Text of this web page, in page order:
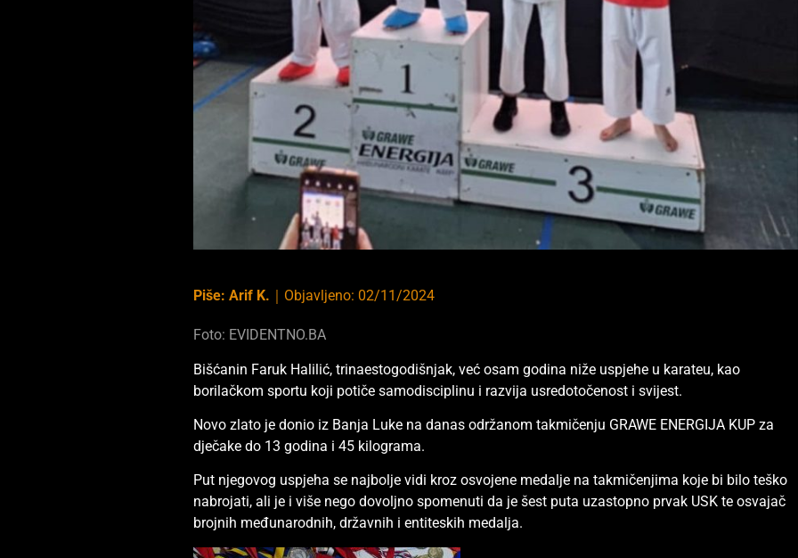
Piše: Arif K. Objavljeno: 02/11/2024
Foto: EVIDENTNO.BA
Bišćanin Faruk Halilić, trinaestogodišnjak, već osam godina niže uspjehe u karateu, kao
borilačkom sportu koji potiče samodisciplinu i razvija usredotočenost i svijest.
Novo zlato je donio iz Banja Luke na danas održanom takmičenju GRAWE ENERGIJA KUP za
dječake do 13 godina i 45 kilograma.
Put njegovog uspjeha se najbolje vidi kroz osvojene medalje na takmičenjima koje bi bilo teško
nabrojati, ali je i više nego dovoljno spomenuti da je šest puta uzastopno prvak USK te osvajač
brojnih međunarodnih, državnih i entiteskih medalja.